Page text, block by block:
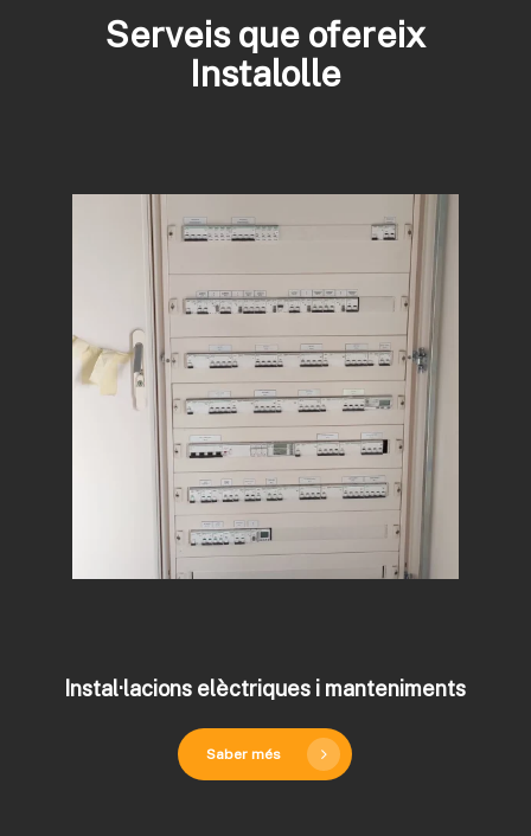
Serveis que ofereix
Instalolle
Instal·lacions elèctriques i manteniments
Saber més